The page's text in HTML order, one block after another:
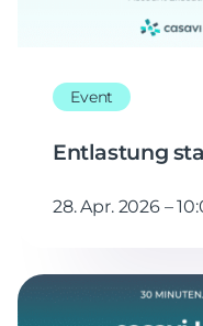
Event
Entlastung
28. Apr. 2026 –